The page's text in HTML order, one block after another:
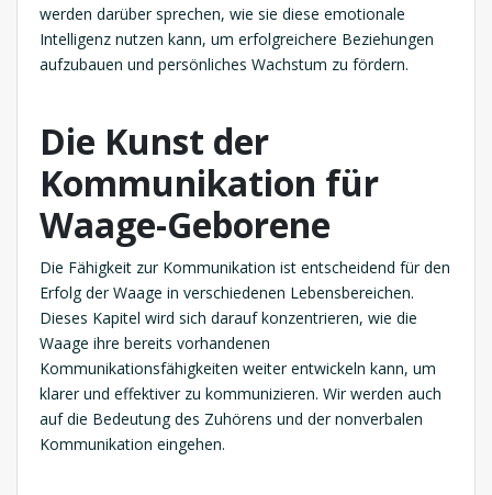
werden darüber sprechen, wie sie diese emotionale
Intelligenz nutzen kann, um erfolgreichere Beziehungen
aufzubauen und persönliches Wachstum zu fördern.
Die Kunst der
Kommunikation für
Waage-Geborene
Die Fähigkeit zur Kommunikation ist entscheidend für den
Erfolg der Waage in verschiedenen Lebensbereichen.
Dieses Kapitel wird sich darauf konzentrieren, wie die
Waage ihre bereits vorhandenen
Kommunikationsfähigkeiten weiter entwickeln kann, um
klarer und effektiver zu kommunizieren. Wir werden auch
auf die Bedeutung des Zuhörens und der nonverbalen
Kommunikation eingehen.